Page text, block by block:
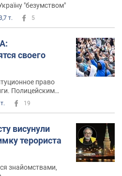
"безумством"
т. 5
своего
право
Полицейским
тактики
есть страх, что
19
висунули
терориста
знайомствами,